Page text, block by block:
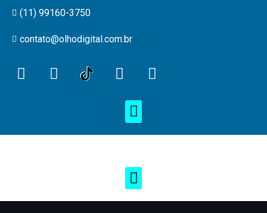
(11) 99160-3750
contato@olhodigital.com.br